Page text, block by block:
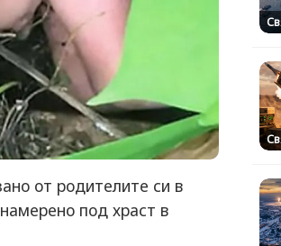
от родителите си в
под храст в